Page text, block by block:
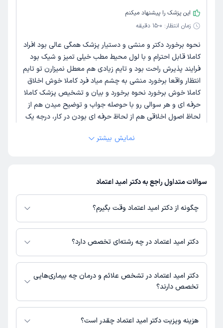
این پزشک را پیشنهاد میکنم
زمان انتظار: 0-15 دقیقه
نحوه برخورد دکتر و منشی و دستیار پزشک همگی عالی بود افراد
کاملا قابل احترام و با لول محیط مطب خیلی تميز و شیک بود
فرایند پذیرش راحت بود و تایم زیادی هم معطل نمیزارن تو تایم
انتظار واقعا برخورد منشی به چشم میاد فرد کاملا خوش اخلاق
کاملا خوش برخورد نحوه برخورد و بیان و تشخیص پزشک کاملا
حرفه ای و هر سوالی رو با حوصله جواب و توضیح میدن هم از
لحاظ اصول اخلاقی هم از لحاظ حرفه ای بودن در کار، درجه یک
نمایش بیشتر
سوالات متداول راجع به دکتر امید اعتماد
چگونه از دکتر امید اعتماد وقت بگیرم؟
در صورتی کهدکتر امید اعتماددارای پروفایل فعال و نوبت‌دهی باز در پلتفرم
دکترتو باشند، می‌توانید از طریق این پلتفرم برای دریافت نوبت اقدام کنید. در
مطب، شماره تماس، برنامه حضور در مطب، تصاویر پزشک، ساعات کاری و سایر
اطلاعات مرتبط با خدمات پزشکی و نوبت‌گیری ممکن است در پروفایل ایشان در
دکترتو در دسترس باشد
دکتر امید اعتماد در چه رشته‌ای تخصص دارد؟
دکتر امید اعتماد در رشته‌های زیر (پزشکی) تخصص دارند:
جراحی پلاستیک
جراحی عمومی
دکتر امید اعتماد در تشخص علائم و درمان چه بیماری‌هایی
تخصص دارند؟
دکتر امید اعتماد در تشخیص علائم و درمان بیماری‌های مرتبط با جراحی
پلاستیک, جراحی عمومی فعالیت می‌کنند.
هزینه ویزیت دکتر امید اعتماد چقدر است؟